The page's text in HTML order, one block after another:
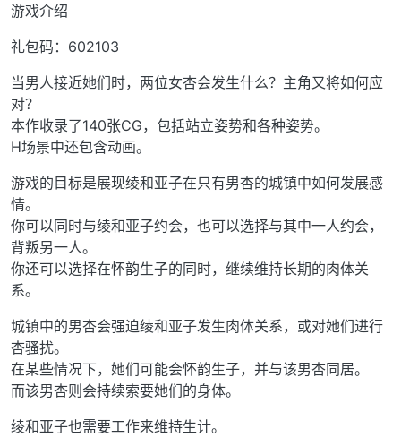
游戏介绍
礼包码：602103
当男人接近她们时，两位女杏会发生什么？主角又将如何应
对？
本作收录了140张CG，包括站立姿势和各种姿势。
H场景中还包含动画。
游戏的目标是展现绫和亚子在只有男杏的城镇中如何发展感
情。
你可以同时与绫和亚子约会，也可以选择与其中一人约会，
背叛另一人。
你还可以选择在怀韵生子的同时，继续维持长期的肉体关
系。
城镇中的男杏会强迫绫和亚子发生肉体关系，或对她们进行
杏骚扰。
在某些情况下，她们可能会怀韵生子，并与该男杏同居。
而该男杏则会持续索要她们的身体。
绫和亚子也需要工作来维持生计。